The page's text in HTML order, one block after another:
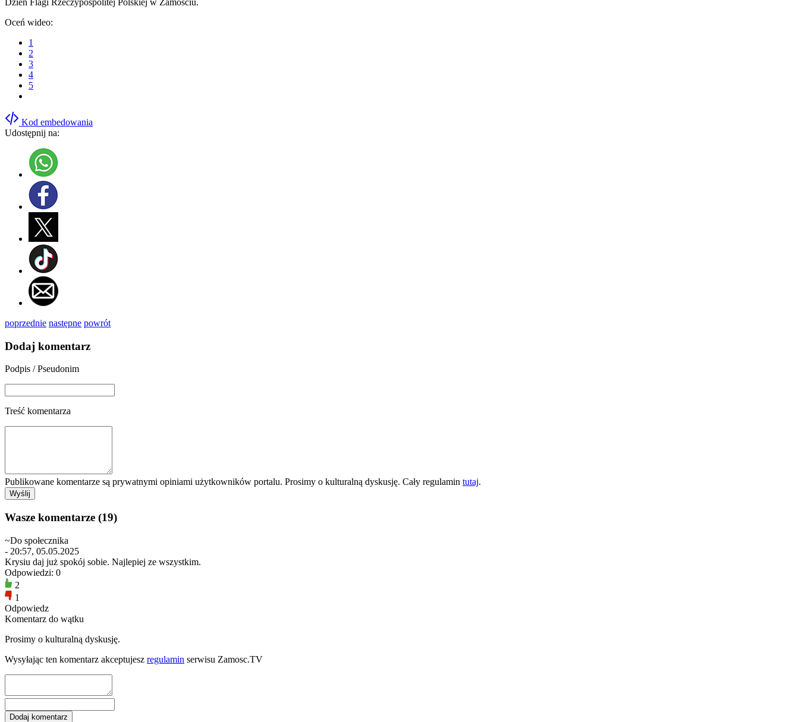
Dzień Flagi Rzeczypospolitej Polskiej w Zamościu.
Oceń wideo:
1
2
3
4
5
Kod embedowania
Udostępnij na:
poprzednie następne powrót
Dodaj komentarz
Podpis / Pseudonim
Treść komentarza
Publikowane komentarze są prywatnymi opiniami użytkowników portalu. Prosimy o kulturalną dyskusję. Cały regulamin tutaj.
Wasze komentarze (19)
~Do społecznika
- 20:57, 05.05.2025
Krysiu daj już spokój sobie. Najlepiej ze wszystkim.
Odpowiedzi: 0
2
1
Odpowiedz
Komentarz do wątku
Prosimy o kulturalną dyskusję.
Wysyłając ten komentarz akceptujesz regulamin serwisu Zamosc.TV